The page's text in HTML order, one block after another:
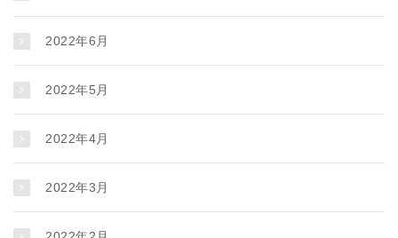
2022年6月
2022年5月
2022年4月
2022年3月